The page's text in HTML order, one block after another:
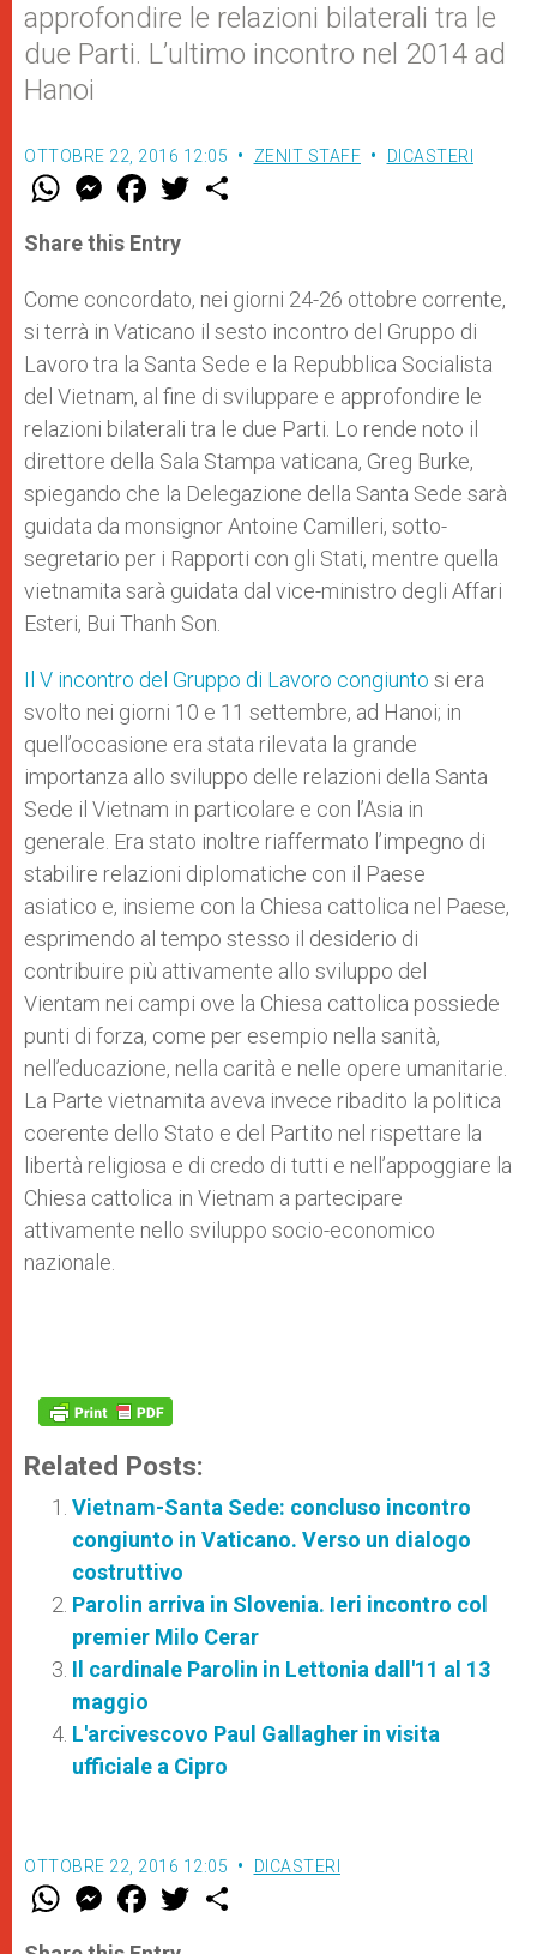
approfondire le relazioni bilaterali tra le
due Parti. L’ultimo incontro nel 2014 ad
Hanoi
OTTOBRE 22, 2016 12:05 ZENIT STAFF DICASTERI
W
t
s
p
p
M
e
s
e
g
e
r
F
a
e
b
o
k
w
Share this Entry
Come concordato, nei giorni 24-26 ottobre corrente,
si terrà in Vaticano il sesto incontro del Gruppo di
Lavoro tra la Santa Sede e la Repubblica Socialista
del Vietnam, al fine di sviluppare e approfondire le
relazioni bilaterali tra le due Parti. Lo rende noto il
direttore della Sala Stampa vaticana, Greg Burke,
spiegando che la Delegazione della Santa Sede sarà
guidata da monsignor Antoine Camilleri, sotto-
segretario per i Rapporti con gli Stati, mentre quella
vietnamita sarà guidata dal vice-ministro degli Affari
Esteri, Bui Thanh Son.
Il V incontro del Gruppo di Lavoro congiunto si era
svolto nei giorni 10 e 11 settembre, ad Hanoi; in
quell’occasione era stata rilevata la grande
importanza allo sviluppo delle relazioni della Santa
Sede il Vietnam in particolare e con l’Asia in
generale. Era stato inoltre riaffermato l’impegno di
stabilire relazioni diplomatiche con il Paese
asiatico e, insieme con la Chiesa cattolica nel Paese,
esprimendo al tempo stesso il desiderio di
contribuire più attivamente allo sviluppo del
Vientam nei campi ove la Chiesa cattolica possiede
punti di forza, come per esempio nella sanità,
nell’educazione, nella carità e nelle opere umanitarie.
La Parte vietnamita aveva invece ribadito la politica
coerente dello Stato e del Partito nel rispettare la
libertà religiosa e di credo di tutti e nell’appoggiare la
Chiesa cattolica in Vietnam a partecipare
attivamente nello sviluppo socio-economico
nazionale.
Related Posts:
Vietnam-Santa Sede: concluso incontro
congiunto in Vaticano. Verso un dialogo
costruttivo
Parolin arriva in Slovenia. Ieri incontro col
premier Milo Cerar
Il cardinale Parolin in Lettonia dall'11 al 13
maggio
L'arcivescovo Paul Gallagher in visita
ufficiale a Cipro
OTTOBRE 22, 2016 12:05 DICASTERI
W
t
M
e
s
F
a
e
w